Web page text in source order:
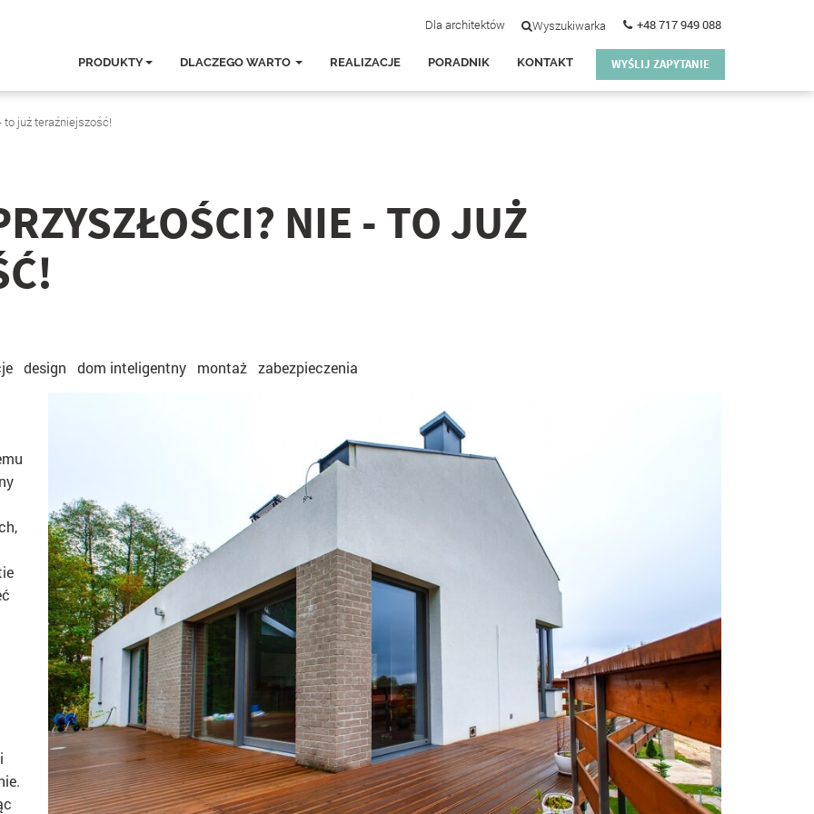
Dla architektów Wyszukiwarka +48 717 949 088
PRODUKTY DLACZEGO WARTO REALIZACJE PORADNIK KONTAKT WYŚLIJ ZAPYTANIE
to już teraźniejszość!
NIE - TO JUŻ
design dom inteligentny montaż zabezpieczenia